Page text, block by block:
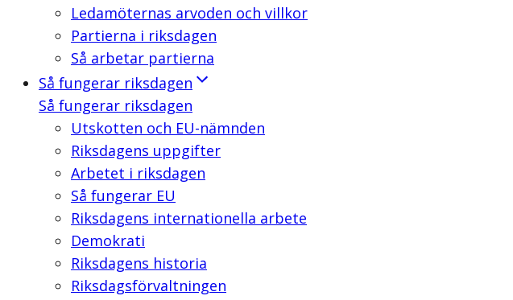
Ledamöternas arvoden och villkor
Partierna i riksdagen
Så arbetar partierna
Så fungerar riksdagen
Så fungerar riksdagen
Utskotten och EU-nämnden
Riksdagens uppgifter
Arbetet i riksdagen
Så fungerar EU
Riksdagens internationella arbete
Demokrati
Riksdagens historia
Riksdagsförvaltningen